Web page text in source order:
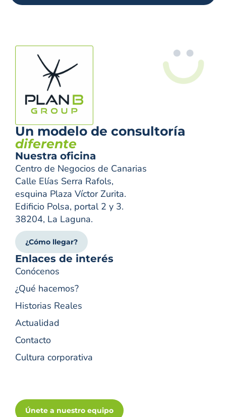
Un modelo de consultoría
diferente
Nuestra oficina
Centro de Negocios de Canarias
Calle Elías Serra Rafols,
esquina Plaza Víctor Zurita.
Edificio Polsa, portal 2 y 3.
38204, La Laguna.
¿Cómo llegar?
Enlaces de interés
Conócenos
¿Qué hacemos?
Historias Reales
Actualidad
Contacto
Cultura corporativa
Únete a nuestro equipo